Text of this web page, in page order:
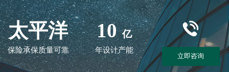
太平洋
保险承保质量可靠
10 亿
年设计产能
立即咨询